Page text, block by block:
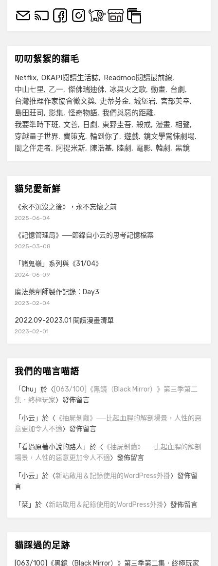
叨叨絮絮的貓毛
Netflix OKAPI閱讀生活誌
Readmoo閱讀最前線
中山七里
乙一 傑佛瑞迪佛 冰與火之歌 動畫
台劇
台灣推理作家協會徵文獎
史蒂芬金 城堡岩
宮部美幸
島田莊司
影集 怪奇物語 我們與惡的距離
我要準時下班
文善 日劇 東野圭吾 殺戒 漫畫 相聲
穿越量子世界
費策克 輪到你了 遊戲 鏡文學驚悚劇場
闇之伴走者
阿提米斯 陳浩基 陸劇 電影 韓劇 黑鏡
貓兒愛新鮮
《永不沉沒之後》，永不忘懷之前
2025-06-04
《記憶管理局》──節錄自小云的思考記憶檔案
2025-03-08
「諸鬼嶺」系列與《31/04》
2024-06-09
魔法藥劑師製作記錄：Day3
2023-02-04
2022.09-2023.01 閱讀漫畫清單
2023-02-01
我們的喵言喵語
「Chu 」於〈 [063/100]《黑鏡（Black Mirror）》第三季第二
集．終極玩家〉發佈留言
「小云」於〈 《抽屍剝繭》──比起血腥的解剖場景，人性的惡
意更加令人不適〉發佈留言
「看過原著小說的路人 」於〈 《抽屍剝繭》──比起血腥的解剖
場景，人性的惡意更加令人不適〉發佈留言
「小云」於〈新站啟用＆記錄使用的WordPress外掛〉發佈留
言
「栞」於〈新站啟用＆記錄使用的WordPress外掛〉發佈留言
貓踩過的足跡
[063/100]《黑鏡（Black Mirror）》第三季第二集．終極玩家